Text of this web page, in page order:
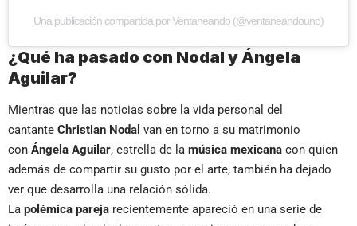
Una publicación compartida por Ventaneando (@ventaneandouno)
¿Qué ha pasado con Nodal y Ángela
Aguilar?
Mientras que las noticias sobre la vida personal del
cantante Christian Nodal van en torno a su matrimonio
con Ángela Aguilar, estrella de la música mexicana con quien
además de compartir su gusto por el arte, también ha dejado
ver que desarrolla una relación sólida.
La polémica pareja recientemente apareció en una serie de